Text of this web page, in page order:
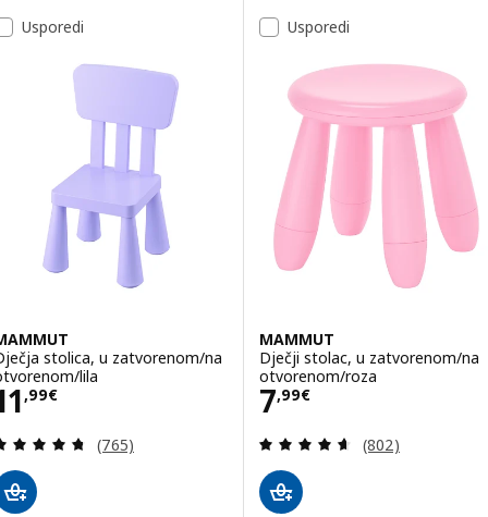
Popis rezultata
Usporedi
stolica, u zatvorenom/na
lila
,99€ 11,99€
Revizija: 4.7 od 5 zvjezdica. Ukupno recenzija:
(765)
Usporedi
MAMMUT
Dječji stolac, u zatvorenom/na
otvorenom/roza
7,99€
Cijena 7,99€
Revizija: 4.6
(802)